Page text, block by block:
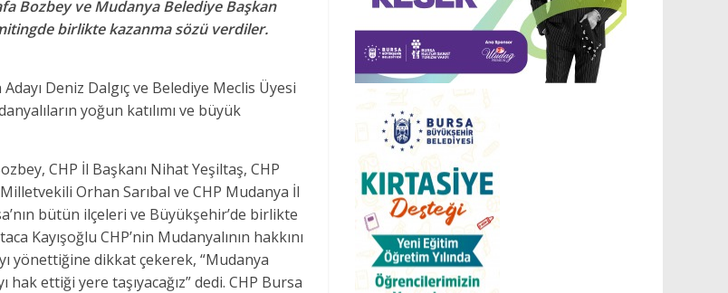
Bozbey ve Mudanya Belediye Başkan
birlikte kazanma sözü verdiler.
Deniz Dalgıç ve Belediye Meclis Üyesi
yoğun katılımı ve büyük
CHP İl Başkanı Nihat Yeşiltaş, CHP
Orhan Sarıbal ve CHP Mudanya İl
bütün ilçeleri ve Büyükşehir’de birlikte
Kayışoğlu CHP’nin Mudanyalının hakkını
yönettiğine dikkat çekerek, “Mudanya
ettiği yere taşıyacağız” dedi. CHP Bursa